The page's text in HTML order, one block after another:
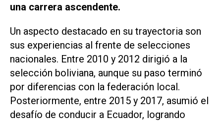
una carrera ascendente.
Un aspecto destacado en su trayectoria son
sus experiencias al frente de selecciones
nacionales. Entre 2010 y 2012 dirigió a la
selección boliviana, aunque su paso terminó
por diferencias con la federación local.
Posteriormente, entre 2015 y 2017, asumió el
desafío de conducir a Ecuador, logrando